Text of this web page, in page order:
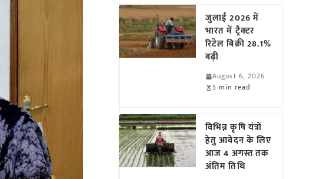
जुलाई 2026 में
भारत में ट्रैक्टर
रिटेल बिक्री 28.1%
बढ़ी
August 6, 2026
5 min read
विभिन्न कृषि यंत्रों
हेतु आवेदन के लिए
आज 4 अगस्त तक
अंतिम तिथि